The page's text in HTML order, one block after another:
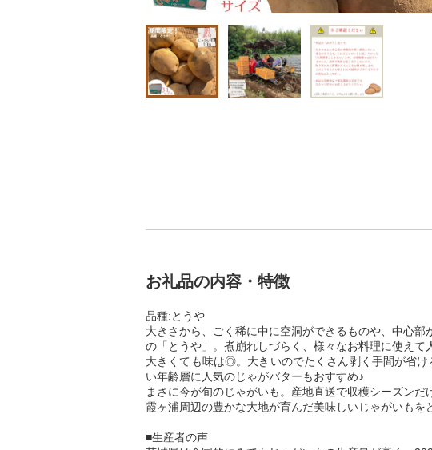
お礼品の内容・特徴
品種:とうや
大きさから、ごく稀に中に空洞ができるものや、中心
の「とうや」。煮崩れしづらく、様々なお料理に使えて
大きくても味は◎。大きいのでたくさん剥く手間が省
い年齢層に人気のじゃがバターもおすすめ♪
まさに今が旬のじゃがいも。産地直送で収穫シーズンだ
霞ヶ浦周辺の豊かな大地が育んだ美味しいじゃがいもを
■生産者の声